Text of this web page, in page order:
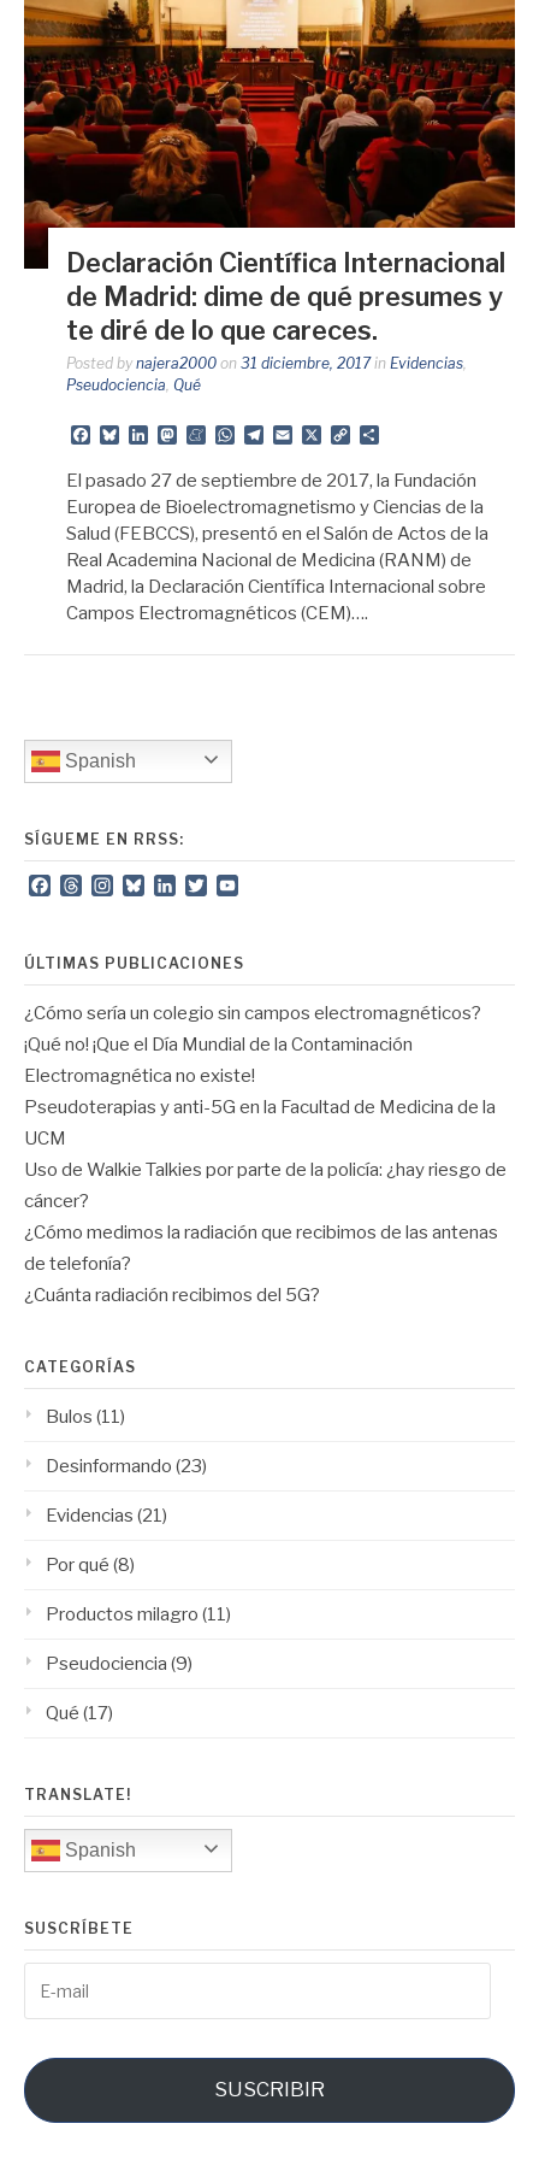
Declaración Científica Internacional
de Madrid: dime de qué presumes y
te diré de lo que careces.
Posted by najera2000 on 31 diciembre, 2017in Evidencias,
Pseudociencia, Qué
Facebook
BlueskyLinkedIn
Mastodon
Meneame
WhatsApp
Telegram
Email
X
Copy
El pasado 27 de septiembre de 2017, la Fundación
Europea de Bioelectromagnetismo y Ciencias de la
Salud (FEBCCS), presentó en el Salón de Actos de la
Real Academina Nacional de Medicina (RANM) de
Madrid, la Declaración Científica Internacional sobre
Campos Electromagnéticos (CEM)….
Spanish
SÍGUEME EN RRSS:
Facebook
ThreadsInstagram
BlueskyLinkedIn
Twitter
ÚLTIMAS PUBLICACIONES
¿Cómo sería un colegio sin campos electromagnéticos?
¡Qué no! ¡Que el Día Mundial de la Contaminación
Electromagnética no existe!
Pseudoterapias y anti-5G en la Facultad de Medicina de la
UCM
Uso de Walkie Talkies por parte de la policía: ¿hay riesgo de
cáncer?
¿Cómo medimos la radiación que recibimos de las antenas
de telefonía?
¿Cuánta radiación recibimos del 5G?
CATEGORÍAS
Bulos (11)
Desinformando (23)
Evidencias (21)
Por qué (8)
Productos milagro (11)
Pseudociencia (9)
Qué (17)
TRANSLATE!
Spanish
SUSCRÍBETE
mail
SUSCRIBIR